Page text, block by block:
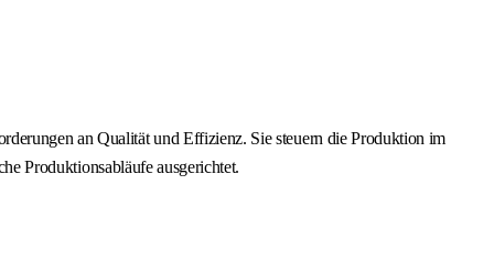
an Qualität und Effizienz. Sie steuern die Produktion im
Produktionsabläufe ausgerichtet.